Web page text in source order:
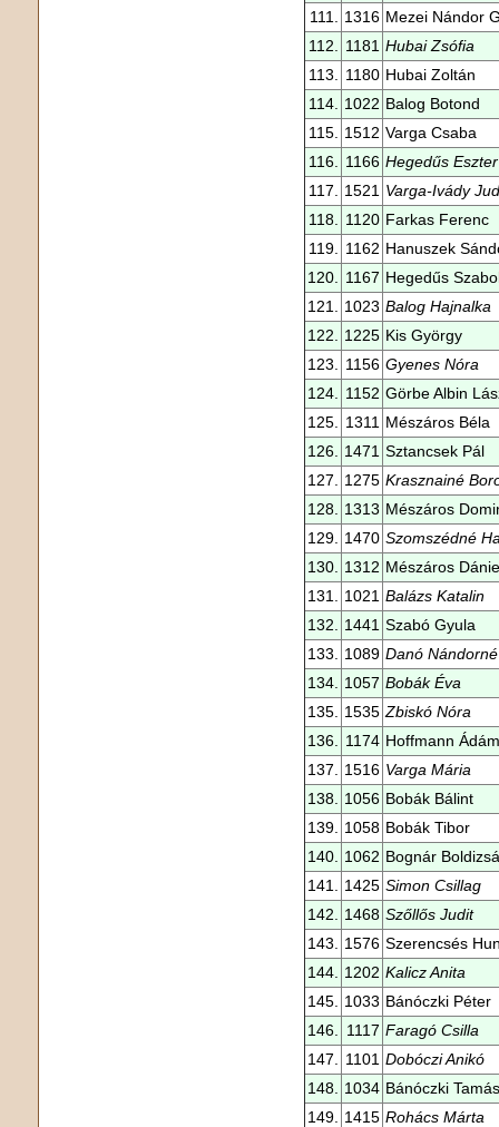
111. 1316 Mezei Nándor
112.
1181 Hubai Zsófia
113.
1180 Hubai Zoltán
114.
1022 Balog Botond
115.
1512 Varga Csaba
116.
1166 Hegedűs
117.
1521 Varga-Ivády
118.
1120 Farkas Ferenc
119.
1162 Hanuszek
120.
1167 Hegedűs
121.
1023 Balog Hajnalka
122.
1225 Kis György
123.
1156 Gyenes Nóra
124.
1152 Görbe Albin
125.
1311 Mészáros Béla
126.
1471 Sztancsek Pál
127.
1275 Krasznainé
128.
1313 Mészáros
129.
1470 Szomszédné
130.
1312 Mészáros
131.
1021 Balázs Katalin
132.
1441 Szabó Gyula
133.
1089 Danó Nándorné
134.
1057 Bobák Éva
135.
1535 Zbiskó Nóra
136.
1174 Hoffmann Ádám
137.
1516 Varga Mária
138.
1056 Bobák Bálint
139.
1058 Bobák Tibor
140.
1062 Bognár
141.
1425 Simon Csillag
142.
1468 Szőllős Judit
143.
1576 Szerencsés
144.
1202 Kalicz Anita
145.
1033 Bánóczki Péter
146.
1117 Faragó Csilla
147.
1101 Dobóczi Anikó
148.
1034 Bánóczki Tamás
149.
1415 Rohács Márta